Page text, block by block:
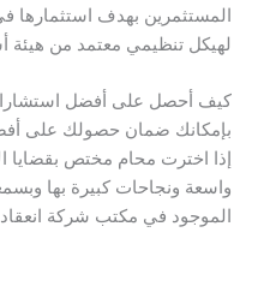
المستثمرين بهدف استثمارها
لهيكل تنظيمي معتمد من هيئة
كيف أحصل على أفضل استشارات
بإمكانك ضمان حصولك على
إذا اخترت محام مختص بقضايا
واسعة ونجاحات كبيرة بها
الموجود في مكتب شركة انعقاد